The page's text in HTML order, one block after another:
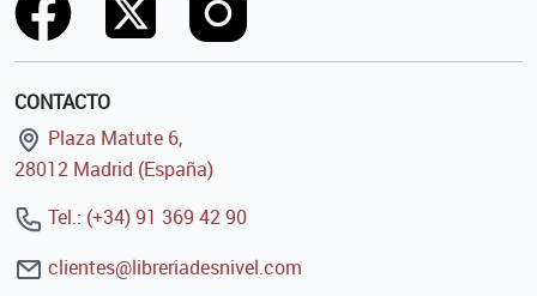
CONTACTO
Plaza Matute 6,
28012 Madrid (España)
Tel.: (+34) 91 369 42 90
clientes@libreriadesnivel.com